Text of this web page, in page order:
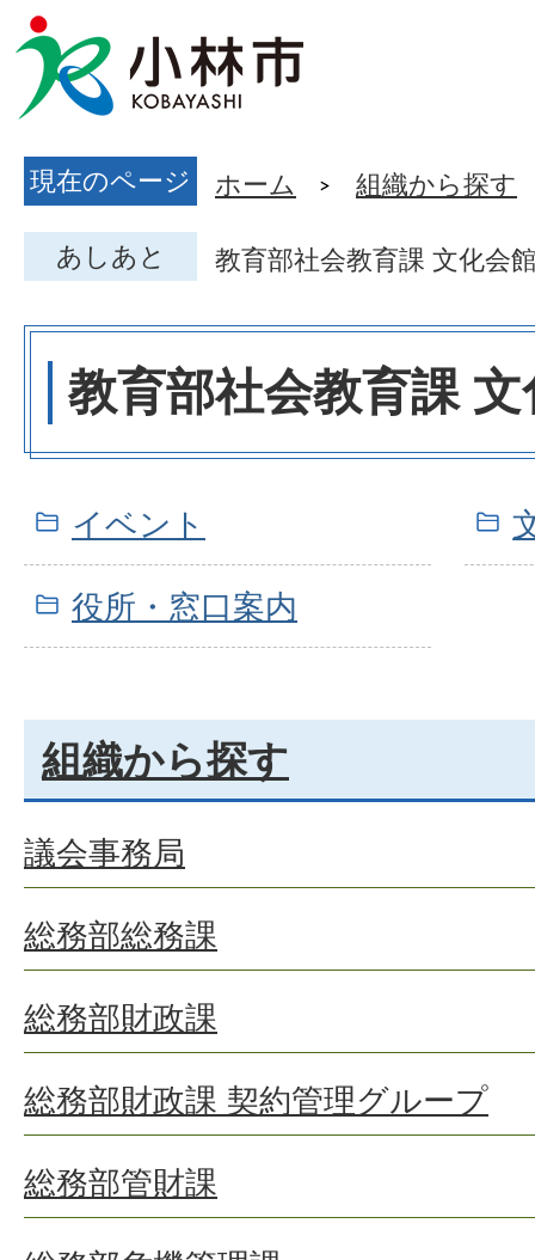
現在のページ ホーム 組織から探す
あしあと 教育部社会教育課 文化会
教育部社会教育課
イベント
役所・窓口案内
組織から探す
議会事務局
総務部総務課
総務部財政課
総務部財政課 契約管理グループ
総務部管財課